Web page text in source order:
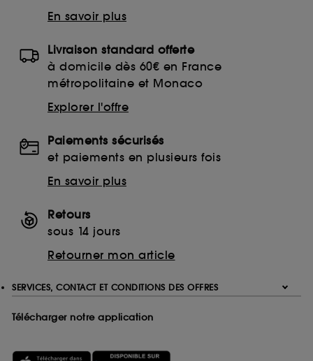
En savoir plus
Livraison standard offerte
à domicile dès 60€ en France
métropolitaine et Monaco
Explorer l'offre
Paiements sécurisés
et paiements en plusieurs fois
En savoir plus
Retours
sous 14 jours
Retourner mon article
SERVICES, CONTACT ET CONDITIONS DES OFFRES
Télécharger notre application